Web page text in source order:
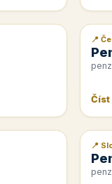
📰
📍
Číst
📰
📍